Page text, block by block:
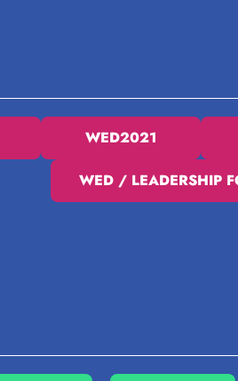
WED2021
WED / LEADERSHIP